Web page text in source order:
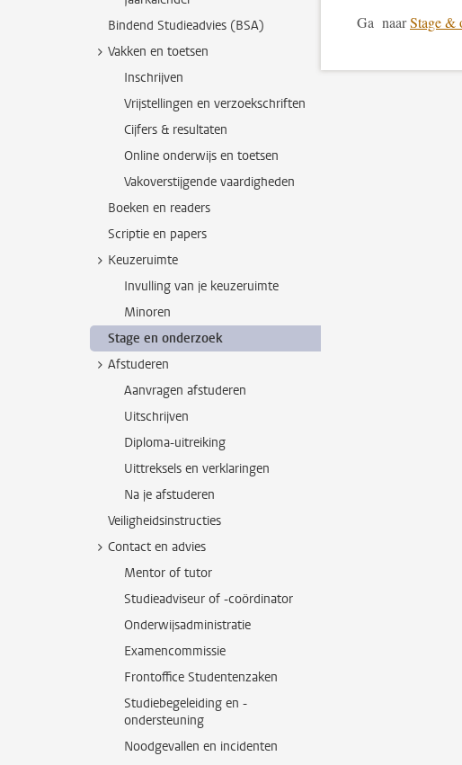
Bindend Studieadvies (BSA)
Vakken en toetsen
Inschrijven
Vrijstellingen en verzoekschriften
Cijfers & resultaten
Online onderwijs en toetsen
Vakoverstijgende vaardigheden
Boeken en readers
Scriptie en papers
Keuzeruimte
Invulling van je keuzeruimte
Minoren
Stage en onderzoek
Afstuderen
Aanvragen afstuderen
Uitschrijven
Diploma-uitreiking
Uittreksels en verklaringen
Na je afstuderen
Veiligheidsinstructies
Contact en advies
Mentor of tutor
Studieadviseur of -coördinator
Onderwijsadministratie
Examencommissie
Frontoffice Studentenzaken
Studiebegeleiding en -
ondersteuning
Noodgevallen en incidenten
Ga naarStage &